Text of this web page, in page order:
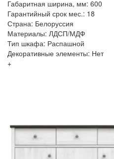
Габаритная ширина, мм: 600
Гарантийный срок мес.: 18
Страна: Белоруссия
Материалы: ЛДСП/МДФ
Тип шкафа: Распашной
Декоративные элементы: Нет
+